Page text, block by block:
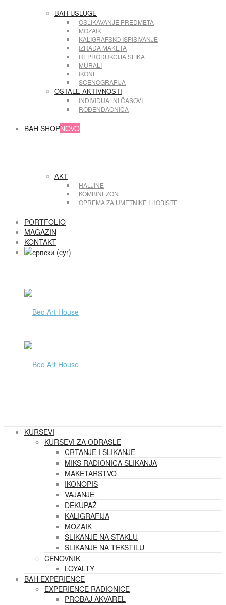
BAH USLUGE
OSLIKAVANJE PREDMETA
MOZAIK
KALIGRAFSKO ISPISIVANJE
IZRADA MAKETA
REPRODUKCIJA SLIKA
MURALI
IKONE
SCENOGRAFIJA
OSTALE AKTIVNOSTI
INDIVIDUALNI ČASOVI
ROĐENDAONICA
BAH SHOPNOVO
AKT
HALJINE
KOMBINEZON
OPREMA ZA UMETNIKE I HOBISTE
PORTFOLIO
MAGAZIN
KONTAKT
KURSEVI
KURSEVI ZA ODRASLE
CRTANJE I SLIKANJE
MIKS RADIONICA SLIKANJA
MAKETARSTVO
IKONOPIS
VAJANJE
DEKUPAŽ
KALIGRAFIJA
MOZAIK
SLIKANJE NA STAKLU
SLIKANJE NA TEKSTILU
CENOVNIK
LOYALTY
BAH EXPERIENCE
EXPERIENCE RADIONICE
PROBAJ AKVAREL